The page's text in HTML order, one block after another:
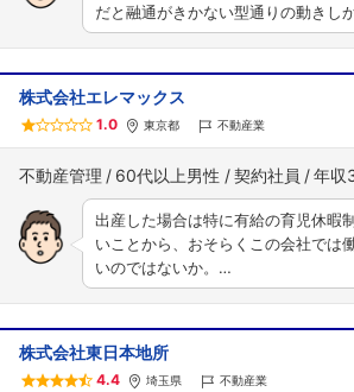
だと融通がきかない型通りの動きし
株式会社エレマックス
1.0 東京都 不動産業
不動産管理 60代以上男性 契約社員 年収
出産した場合は特に有給の育児休暇
いことから、おそらくこの会社では
いのではないか。…
株式会社東日本地所
4.4 埼玉県 不動産業